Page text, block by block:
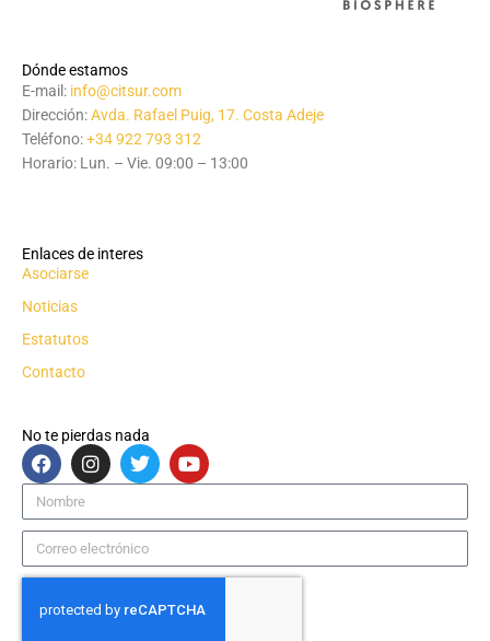
Dónde estamos
E-mail: info@citsur.com
Dirección:Avda. Rafael Puig, 17. Costa Adeje
Teléfono:+34 922 793 312
Horario: Lun. – Vie. 09:00 – 13:00
Enlaces de interes
Asociarse
Noticias
Estatutos
Contacto
No te pierdas nada
F
a
c
e
b
o
o
I
n
s
a
g
r
m
T
w
i
t
e
r
Y
o
u
u
e
Nombre
Correo
electrónico